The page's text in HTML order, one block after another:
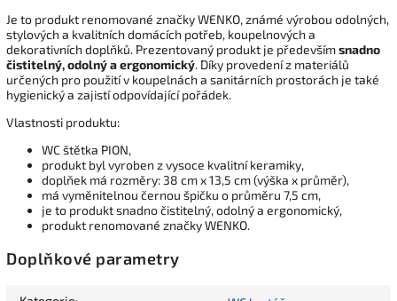
Je to produkt renomované značky WENKO, známé výrobou odolných,
stylových a kvalitních domácích potřeb, koupelnových a
dekorativních doplňků. Prezentovaný produkt je předevšímsnadno
čistitelný, odolný a ergonomický. Díky provedení z materiálů
určených pro použití v koupelnách a sanitárních prostorách je také
hygienický a zajistí odpovídající pořádek.
Vlastnosti produktu:
WC štětka PION,
produkt byl vyroben z vysoce kvalitní keramiky,
doplňek má rozměry: 38 cm x 13,5 cm (výška x průměr),
má vyměnitelnou černou špičku o průměru 7,5 cm,
je to produkt snadno čistitelný, odolný a ergonomický,
produkt renomované značky WENKO.
Doplňkové parametry